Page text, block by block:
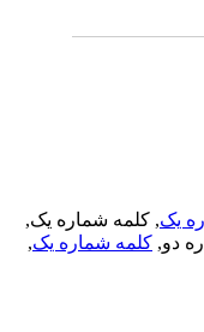
یک, کلمه شماره یک,
دو,کلمه شماره یک,